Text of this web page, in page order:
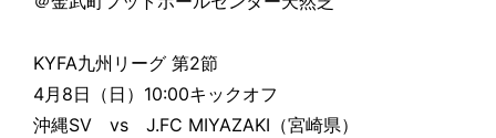
KYFA九州リーグ 第2節
4月8日（日）10:00キックオフ
沖縄SV vs J.FC MIYAZAKI（宮崎県）